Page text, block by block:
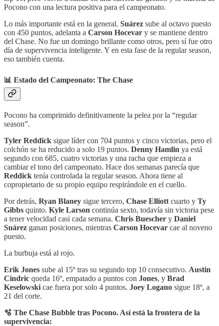
Pocono con una lectura positiva para el campeonato.
Lo más importante está en la general. Suárez sube al octavo puesto
con 450 puntos, adelanta a Carson Hocevar y se mantiene dentro
del Chase. No fue un domingo brillante como otros, pero sí fue otro
día de supervivencia inteligente. Y en esta fase de la regular season,
eso también cuenta.
📊 Estado del Campeonato: The Chase
Pocono ha comprimido definitivamente la pelea por la “regular
season”.
Tyler Reddick sigue líder con 704 puntos y cinco victorias, pero el
colchón se ha reducido a solo 19 puntos. Denny Hamlin ya está
segundo con 685, cuatro victorias y una racha que empieza a
cambiar el tono del campeonato. Hace dos semanas parecía que
Reddick tenía controlada la regular season. Ahora tiene al
copropietario de su propio equipo respirándole en el cuello.
Por detrás, Ryan Blaney sigue tercero, Chase Elliott cuarto y Ty
Gibbs quinto. Kyle Larson continúa sexto, todavía sin victoria pese
a tener velocidad casi cada semana. Chris Buescher y Daniel
Suárez ganan posiciones, mientras Carson Hocevar cae al noveno
puesto.
La burbuja está al rojo.
Erik Jones sube al 15º tras su segundo top 10 consecutivo. Austin
Cindric queda 16º, empatado a puntos con Jones, y Brad
Keselowski cae fuera por solo 4 puntos. Joey Logano sigue 18º, a
21 del corte.
🫧 The Chase Bubble tras Pocono. Así está la frontera de la
supervivencia: